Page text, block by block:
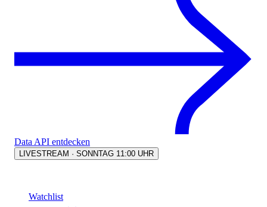
Data API entdecken
LIVESTREAM · SONNTAG 11:00 UHR
Watchlist